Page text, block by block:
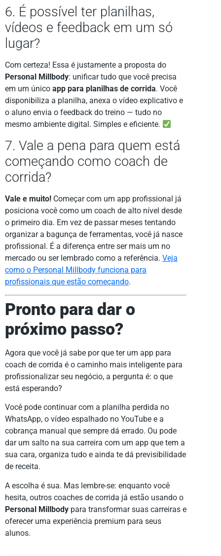
6. É possível ter planilhas,
vídeos e feedback em um só
lugar?
Com certeza! Essa é justamente a proposta do
Personal Millbody: unificar tudo que você precisa
em um único app para planilhas de corrida. Você
disponibiliza a planilha, anexa o vídeo explicativo e
o aluno envia o feedback do treino — tudo no
mesmo ambiente digital. Simples e eficiente.
7. Vale a pena para quem está
começando como coach de
corrida?
Vale e muito! Começar com um app profissional já
posiciona você como um coach de alto nível desde
o primeiro dia. Em vez de passar meses tentando
organizar a bagunça de ferramentas, você já nasce
profissional. É a diferença entre ser mais um no
mercado ou ser lembrado como a referência. Veja
como o Personal Millbody funciona para
profissionais que estão começando.
Pronto para dar o
próximo passo?
Agora que você já sabe por que ter um app para
coach de corrida é o caminho mais inteligente para
profissionalizar seu negócio, a pergunta é: o que
está esperando?
Você pode continuar com a planilha perdida no
WhatsApp, o vídeo espalhado no YouTube e a
cobrança manual que sempre dá errado. Ou pode
dar um salto na sua carreira com um app que tem a
sua cara, organiza tudo e ainda te dá previsibilidade
de receita.
A escolha é sua. Mas lembre-se: enquanto você
hesita, outros coaches de corrida já estão usando o
Personal Millbody para transformar suas carreiras e
oferecer uma experiência premium para seus
alunos.